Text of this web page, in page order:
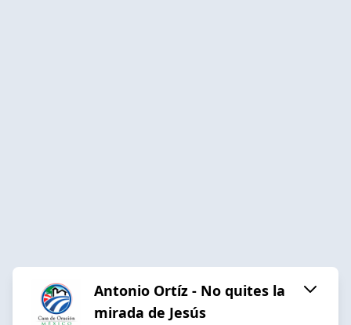
Antonio Ortíz - No quites la
mirada de Jesús